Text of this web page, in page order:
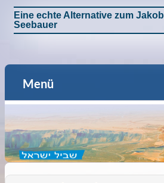
Eine echte Alternative zum
Seebauer
Menü